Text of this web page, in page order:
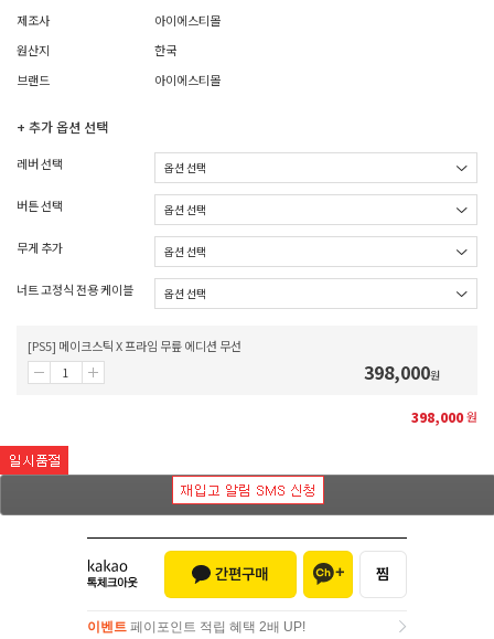
제조사
아이에스티몰
원산지
한국
브랜드
아이에스티몰
+ 추가 옵션 선택
레버 선택
버튼 선택
무게 추가
너트 고정식 전용 케이블
[PS5] 메이크스틱 X 프라임 무릎 에디션 무선
398,000원
398,000원
이벤트 페이포인트 적립 혜택 2배 UP!